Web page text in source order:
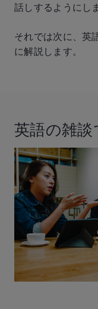
話しするようにし
それでは次に、英
に解説します。
英語の雑